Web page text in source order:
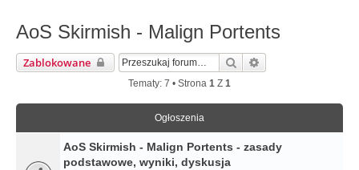
AoS Skirmish - Malign Portents
Zablokowane Szukaj
Tematy: 7 • Strona 1 Z 1
Ogłoszenia
AoS Skirmish - Malign Portents - zasady
podstawowe, wyniki, dyskusja